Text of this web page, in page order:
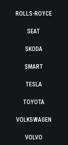
ROLLS-ROYCE
SEAT
SKODA
SMART
TESLA
TOYOTA
VOLKSWAGEN
VOLVO